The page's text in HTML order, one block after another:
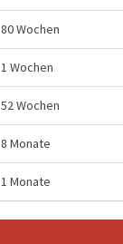
80 Wochen
1 Wochen
52 Wochen
8 Monate
1 Monate